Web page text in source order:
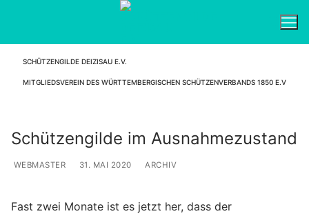
springen
Suchen nach:
SCHÜTZENGILDE DEIZISAU E.V.
MITGLIEDSVEREIN DES WÜRTTEMBERGISCHEN SCHÜTZENVERBANDS 1850 E.V
Schützengilde im Ausnahmezustand
WEBMASTER 31. MAI 2020 ARCHIV
Fast zwei Monate ist es jetzt her, dass der